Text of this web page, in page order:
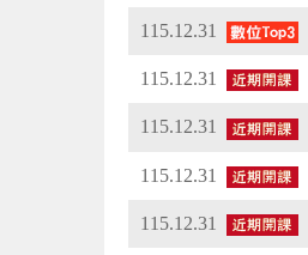
115.12.31
115.12.31
115.12.31
115.12.31
115.12.31